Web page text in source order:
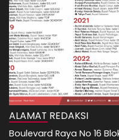
ALAMAT REDAKSI
Boulevard Raya No 16